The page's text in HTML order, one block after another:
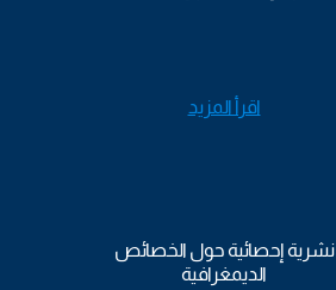
اقرأ المزيد
نشرية إحصائية حول الخصائص
الديمغرافية